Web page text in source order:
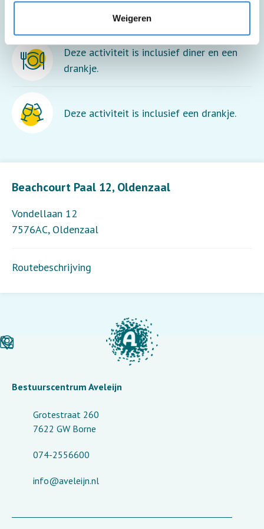
Weigeren
Beachcourt Paal 12, Oldenzaal
Vondellaan 12
7576AC, Oldenzaal
Routebeschrijving
Deze activiteit is inclusief diner en een
drankje.
Deze activiteit is inclusief een drankje.
Bestuurscentrum Aveleijn
Grotestraat 260
7622 GW Borne
074-2556600
info@aveleijn.nl